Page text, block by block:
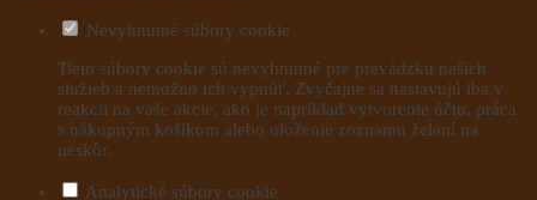
Nevyhnutné súbory cookie
Tieto súbory cookie sú nevyhnutné pre prevádzku našich
služieb a nemožno ich vypnúť. Zvyčajne sa nastavujú iba v
reakcii na vaše akcie, ako je napríklad vytvorenie účtu, práca
s nákupným košíkom alebo uloženie zoznamu želaní na
neskôr.
Analytické súbory cookie